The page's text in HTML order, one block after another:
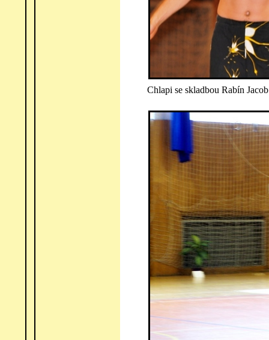
Chlapi se skladbou Rabín Jacob